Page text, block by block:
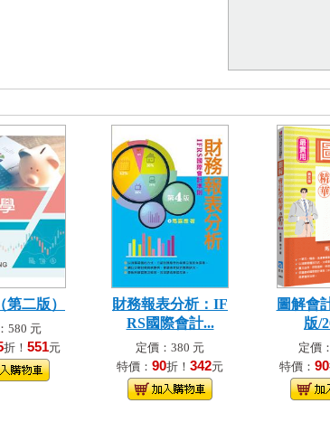
二版）
580 元
折！ 551元
財務報表分析：IF
RS國際會計...
定價：380 元
特價： 90折！ 342元
圖解會
版/
定價
特價： 90